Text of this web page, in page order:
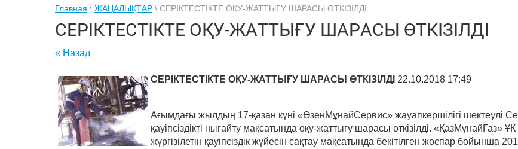
Главная \ ЖАҢАЛЫҚТАР \ СЕРІКТЕСТІКТЕ ОҚУ-ЖАТТЫҒУ ШАРАСЫ ӨТКІЗІЛДІ
СЕРІКТЕСТІКТЕ ОҚУ-ЖАТТЫҒУ ШАРАСЫ ӨТКІЗІЛДІ
« Назад
СЕРІКТЕСТІКТЕ ОҚУ-ЖАТТЫҒУ ШАРАСЫ ӨТКІЗІЛДІ 22.10.2018 17:49
Ағымдағы жылдың 17-қазан күні «ӨзенМұнайСервис» жауапкершілігі шектеулі
қауіпсіздікті нығайту мақсатында оқу-жаттығу шарасы өткізілді.
жүргізілетін қауіпсіздік жүйесін сақтау мақсатында бекітілген жоспар